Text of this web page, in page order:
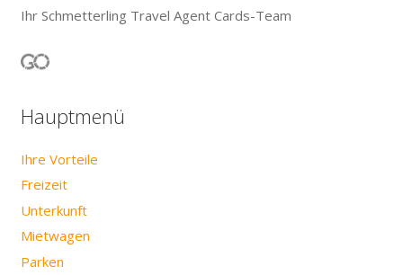
Ihr Schmetterling Travel Agent Cards-Team
Hauptmenü
Ihre Vorteile
Freizeit
Unterkunft
Mietwagen
Parken